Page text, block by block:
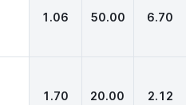
1.06 50.00 6.70
1.70 20.00 2.12